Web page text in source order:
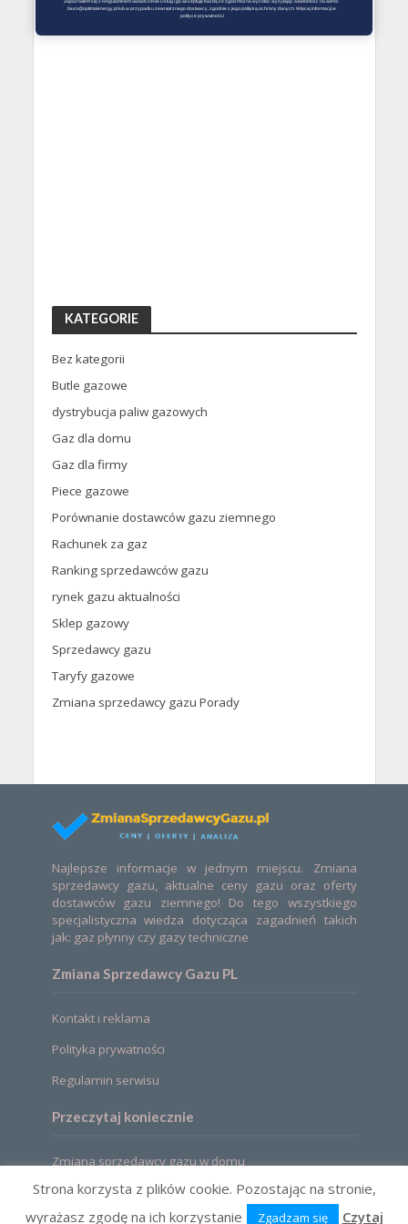
KATEGORIE
Bez kategorii
Butle gazowe
dystrybucja paliw gazowych
Gaz dla domu
Gaz dla firmy
Piece gazowe
Porównanie dostawców gazu ziemnego
Rachunek za gaz
Ranking sprzedawców gazu
rynek gazu aktualności
Sklep gazowy
Sprzedawcy gazu
Taryfy gazowe
Zmiana sprzedawcy gazu Porady
Najlepsze informacje w jednym miejscu. Zmiana
sprzedawcy gazu, aktualne ceny gazu oraz oferty
dostawców gazu ziemnego! Do tego wszystkiego
specjalistyczna wiedza dotycząca zagadnień takich
jak: gaz płynny czy gazy techniczne
Zmiana Sprzedawcy Gazu PL
Kontakt i reklama
Polityka prywatności
Regulamin serwisu
Przeczytaj koniecznie
Zmiana sprzedawcy gazu w domu
biuro@optimalenergy.pl lub w przypadku zewnętrznego dostawcy, zgodnie z jego polityką ochrony danych. Więcej informacji w
polityce prywatności
Strona korzysta z plików cookie. Pozostając na stronie,
wyrażasz zgodę na ich korzystanie
Zgadzam się Czytaj